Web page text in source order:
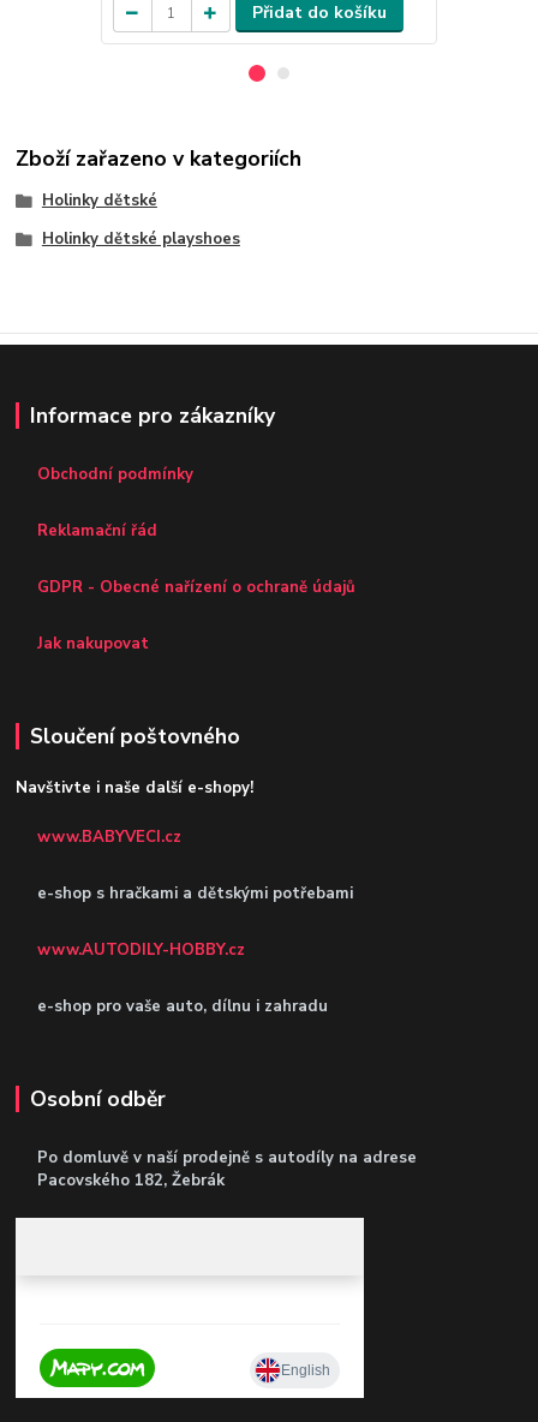
Přidat do košíku
Zboží zařazeno v kategoriích
Holinky dětské
Holinky dětské playshoes
Informace pro zákazníky
Obchodní podmínky
Reklamační řád
GDPR - Obecné nařízení o ochraně údajů
Jak nakupovat
Sloučení poštovného
Navštivte i naše další e-shopy!
www.BABYVECI.cz
e-shop s hračkami a dětskými potřebami
www.AUTODILY-HOBBY.cz
e-shop pro vaše auto, dílnu i zahradu
Osobní odběr
Po domluvě v naší prodejně s autodíly na adrese
Pacovského 182, Žebrák